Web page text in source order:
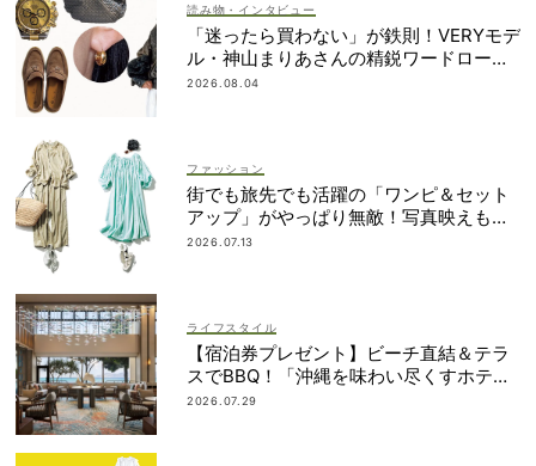
読み物・インタビュー
「迷ったら買わない」が鉄則！VERYモデ
ル・神山まりあさんの精鋭ワードローブ1
2選
2026.08.04
ファッション
街でも旅先でも活躍の「ワンピ＆セット
アップ」がやっぱり無敵！写真映えも着
回し力も◎
2026.07.13
ライフスタイル
【宿泊券プレゼント】ビーチ直結＆テラ
スでBBQ！「沖縄を味わい尽くすホテ
ル」2段ベッドやコネクティングルームも
2026.07.29